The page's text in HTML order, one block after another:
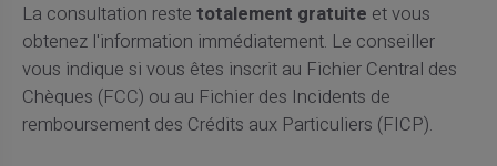
La consultation reste totalement gratuite et vous
obtenez l'information immédiatement. Le conseiller
vous indique si vous êtes inscrit au Fichier Central des
Chèques (FCC) ou au Fichier des Incidents de
remboursement des Crédits aux Particuliers (FICP).